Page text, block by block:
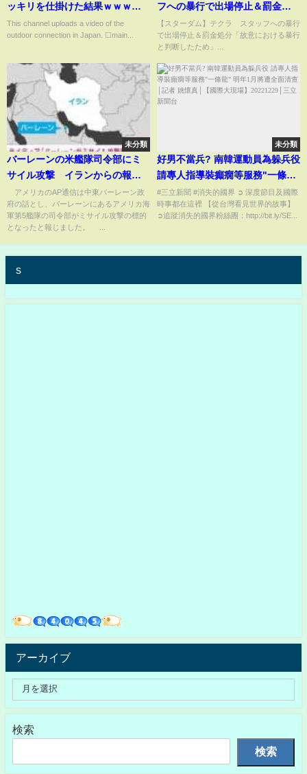
ッキリを仕掛けた結果ｗｗｗｗ
ｗ
This channel uploads a video of the
outdoor connection in Japan. ☐main...
フへの暴行で出場停止＆罰金処
分「故意における暴行と判断し
たため」
【スターダム】テクラ スタッフへの暴行
で出場停止＆罰金処分「故意における暴行
と判断したため」...
未分類
バーレーンの米艦隊司令部にミ
サイル攻撃 イランからの報復
か AP通信(2026年2月28日)
アメリカのAP通信は中東バーレーン政
府の話とし、バーレーンにあるアメリカ海
軍第5艦隊の司令部がミサイル攻撃の標的
となったと報じました。 ...
未分類
好男不當兵? 南韓運動員為躲兵役
請專人指導裝癲癇等服務"一條
龍" 明年1月將遭全面清查│記者
姚懷真│【國際大現場】
20221229│三立新聞台
#三立新聞 #消失的國界 ➲ 深度節目及國際
時事都在這裡 【從台灣看見世界的故事】
➲追蹤消失的國界粉絲團：http://bit.ly/SE...
s
アーカイブ
検索
検索